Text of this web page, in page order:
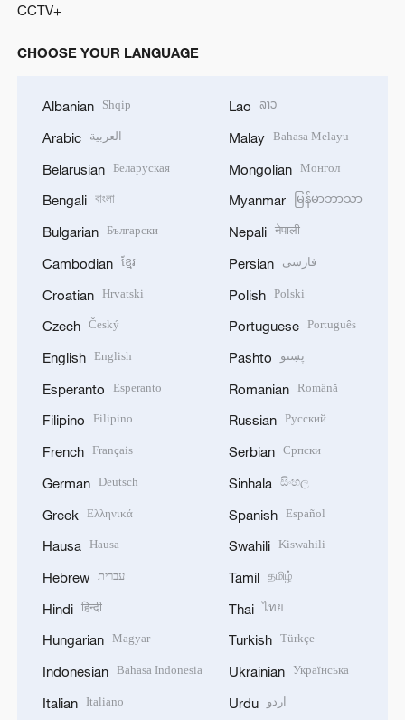
CCTV+
CHOOSE YOUR LANGUAGE
Albanian Shqip
Arabic العربية
Belarusian Беларуская
Bengali বাংলা
Bulgarian Български
Cambodian ខ្មែរ
Croatian Hrvatski
Czech Český
English English
Esperanto Esperanto
Filipino Filipino
French Français
German Deutsch
Greek Ελληνικά
Hausa Hausa
Hebrew עברית
Hindi हिन्दी
Hungarian Magyar
Indonesian Bahasa Indonesia
Italian Italiano
Lao ລາວ
Malay Bahasa Melayu
Mongolian Монгол
Myanmar မြန်မာဘာသာ
Nepali नेपाली
Persian فارسی
Polish Polski
Portuguese Português
Pashto پښتو
Romanian Română
Russian Русский
Serbian Српски
Sinhala සිංහල
Spanish Español
Swahili Kiswahili
Tamil தமிழ்
Thai ไทย
Turkish Türkçe
Ukrainian Українська
Urdu اردو